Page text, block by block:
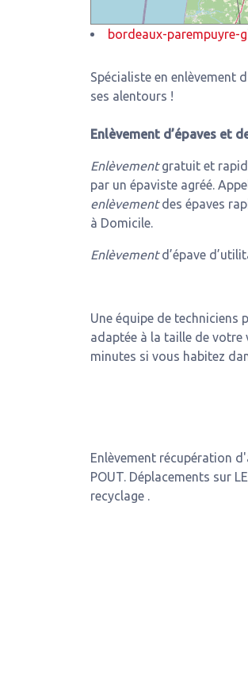
bordeaux-parempuyre-
Spécialiste en enlèvement
ses alentours !
Enlèvement d’épaves et
Enlèvementgratuit et
par un épaviste agréé.
enlèvementdes épaves
à Domicile.
Enlèvementd’épave
Une équipe de techniciens
adaptée à la taille de votre
minutes si vous habitez
Enlèvement récupération
POUT. Déplacements sur
recyclage .